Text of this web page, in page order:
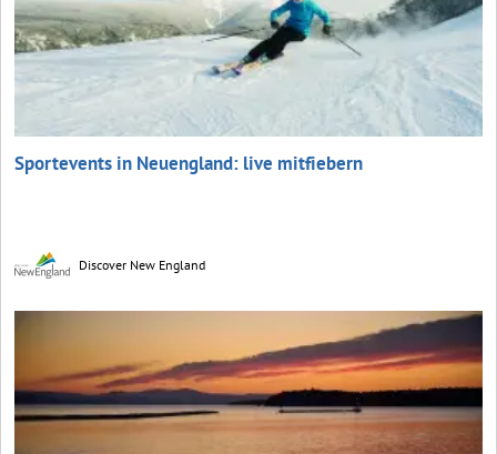
Sportevents in Neuengland: live mitfiebern
Discover New England